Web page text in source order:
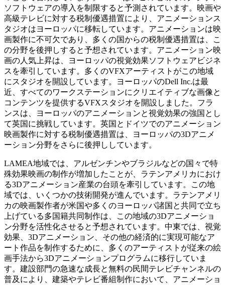
ソフトウェアの導入を制限すると予測されています。映画や
高級テレビに対する税制優遇措置により、アニメーションス
タジオはヨーロッパに移転しています。アニメーションは映
画製作に不可欠であり、多くの国からの税制優遇措置は、こ
の分野を後押しすると予想されています。アニメーション映
画の人気上昇は、ヨーロッパの視覚効果ソフトウェアビジネ
スを牽引しています。多くのVFXアーティストがこの地域
にスタジオを開設しています。ヨーロッパのDell Inc.は最
近、すべてのワークステーションにクリエイティブな画像と
コンテンツを提供するVFXスタジオを開設しました。フラ
ンスは、ヨーロッパのアニメーションと視覚効果の強国とし
て英国に挑戦しています。英国とドイツでのアニメーション
映画製作に対する税制優遇措置は、ヨーロッパの3Dアニメ
ーション分野をさらに後押ししています。
LAMEA地域では、アルゼンチンやブラジルなどの国々で特
殊効果映画の制作が増加したことが、ラテンアメリカにおけ
る3Dアニメーション産業の台頭を牽引しています。この地
域では、いくつかの技術開発が進んでいます。ラテンアメリ
カの映画製作者が米国や多くのヨーロッパ諸国と共同で立ち
上げている多国籍共同制作は、この地域の3Dアニメーショ
ン分野を活性化させると予想されています。中東では、視覚
効果、3Dアニメーション、その他の経済的に実現可能なア
ート作品を制作するために、多くのアーティストが従来の絵
画手法から3Dアニメーションプログラムに移行していま
す。建設部門の急速な成長と無料の民間テレビチャンネルの
普及により、建築やテレビ番組制作において、アニメーショ